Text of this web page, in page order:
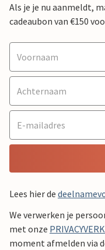
Als je je nu aanmeldt,
cadeaubon van €150
Lees hier de
We verwerken je
met onze
moment afmelden via